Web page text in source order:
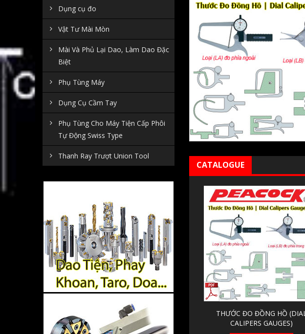
Dụng cụ đo
Vật Tư Mài Mòn
Mài Và Phủ Lại Dao, Làm Dao Đặc
Biệt
Phụ Tùng Máy
Dụng Cụ Cầm Tay
Phụ Tùng Cho Máy Tiện Cấp Phôi
Tự Động Swiss Type
Thanh Ray Trượt Union Tool
CATALOGUE
THƯỚC ĐO ĐỒNG HỒ (DIAL
CALIPERS GAUGES)